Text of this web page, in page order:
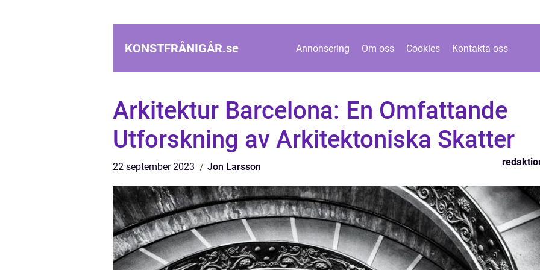
KONSTFRÅNIGÅR.se Annonsering Om oss Cookies Kontakta oss
Arkitektur Barcelona: En Omfattande
Utforskning av Arkitektoniska Skatter
22 september 2023 Jon Larsson